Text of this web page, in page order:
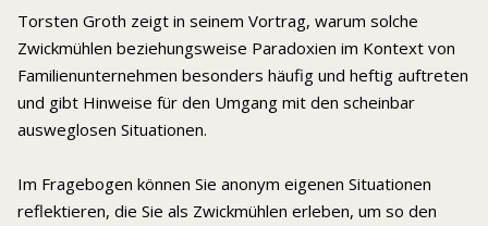
Torsten Groth zeigt in seinem Vortrag, warum solche
Zwickmühlen beziehungsweise Paradoxien im Kontext von
Familienunternehmen besonders häufig und heftig auftreten
und gibt Hinweise für den Umgang mit den scheinbar
ausweglosen Situationen.
Im Fragebogen können Sie anonym eigenen Situationen
reflektieren, die Sie als Zwickmühlen erleben, um so den